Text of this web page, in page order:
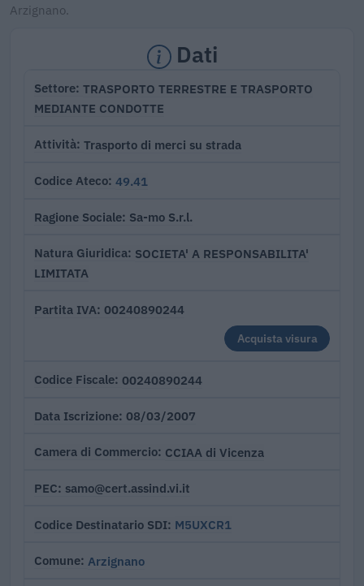
Arzignano.
Dati
Settore TRASPORTO TERRESTRE E TRASPORTO
MEDIANTE CONDOTTE
Attività Trasporto di merci su strada
Codice Ateco 49.41
Ragione Sociale Sa-mo S.r.l.
Natura Giuridica SOCIETA' A RESPONSABILITA'
LIMITATA
Partita IVA 00240890244
Acquista visura
Codice Fiscale 00240890244
Data Iscrizione 08/03/2007
Camera di Commercio CCIAA di Vicenza
PEC samo@cert.assind.vi.it
Codice Destinatario SDI M5UXCR1
Comune Arzignano